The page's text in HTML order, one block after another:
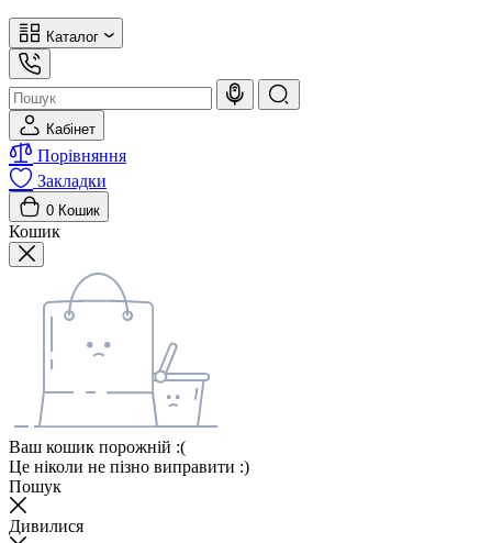
Каталог
Кабінет
Порівняння
Закладки
0 Кошик
Кошик
Ваш кошик порожній :(
Це ніколи не пізно виправити :)
Пошук
Дивилися